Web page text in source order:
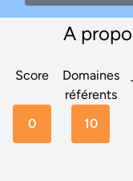
A
Score
0
Domaines
référents
10